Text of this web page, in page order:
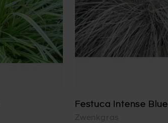
Festuca Intense Blue
Zwenkgras